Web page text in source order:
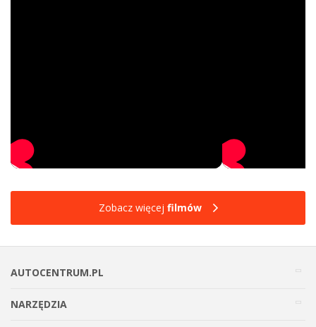
Zobacz więcej filmów
AUTOCENTRUM.PL
NARZĘDZIA